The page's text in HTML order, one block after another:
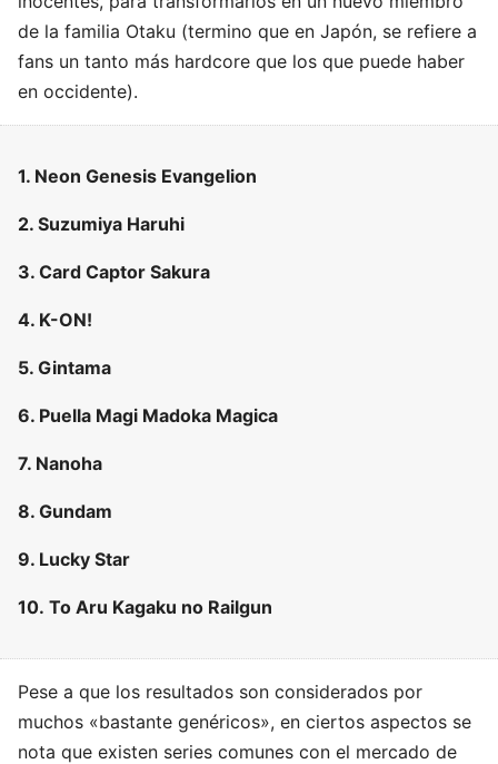
de la familia Otaku (termino que en Japón, se refiere a
fans un tanto más hardcore que los que puede haber
en occidente).
1. Neon Genesis Evangelion
2. Suzumiya Haruhi
3. Card Captor Sakura
4. K-ON!
5. Gintama
6. Puella Magi Madoka Magica
7. Nanoha
8. Gundam
9. Lucky Star
10. To Aru Kagaku no Railgun
Pese a que los resultados son considerados por
muchos «bastante genéricos», en ciertos aspectos se
nota que existen series comunes con el mercado de